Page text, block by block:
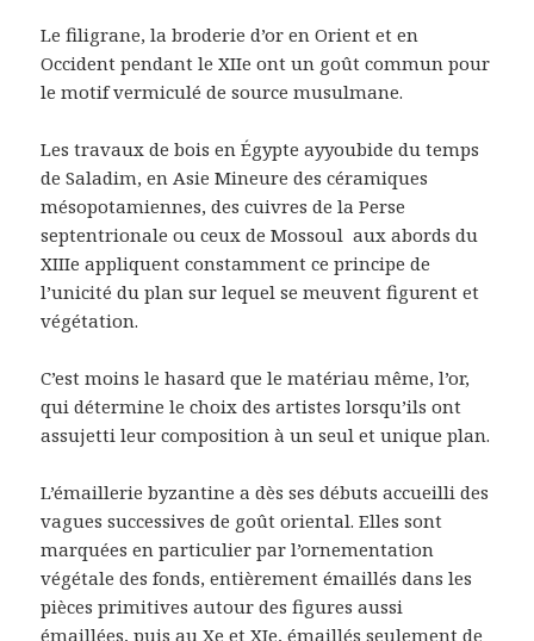
Le filigrane, la broderie d’or en Orient et en
Occident pendant le XIIe ont un goût commun pour
le motif vermiculé de source musulmane.
Les travaux de bois en Égypte ayyoubide du temps
de Saladim, en Asie Mineure des céramiques
mésopotamiennes, des cuivres de la Perse
septentrionale ou ceux de Mossoul aux abords du
XIIIe appliquent constamment ce principe de
l’unicité du plan sur lequel se meuvent figurent et
végétation.
C’est moins le hasard que le matériau même, l’or,
qui détermine le choix des artistes lorsqu’ils ont
assujetti leur composition à un seul et unique plan.
L’émaillerie byzantine a dès ses débuts accueilli des
vagues successives de goût oriental. Elles sont
marquées en particulier par l’ornementation
végétale des fonds, entièrement émaillés dans les
pièces primitives autour des figures aussi
émaillées, puis au Xe et XIe, émaillés seulement de